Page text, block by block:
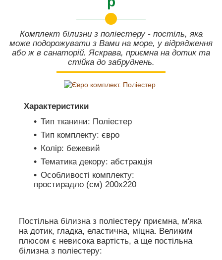
Комплект білизни з поліестеру - постіль, яка
може подорожувати з Вами на море, у відрядження
або ж в санаторій. Яскрава, приємна на дотик та
стійка до забруднень.
Характеристики
Тип тканини: Поліестер
Тип комплекту: євро
Колір: бежевий
Тематика декору: абстракція
Особливості комплекту:
простирадло (см) 200х220
Постільна білизна з поліестеру приємна, м'яка
на дотик, гладка, еластична, міцна. Великим
плюсом є невисока вартість, а ще постільна
білизна з поліестеру: